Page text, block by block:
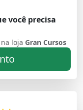
você precisa
na loja Gran Cursos